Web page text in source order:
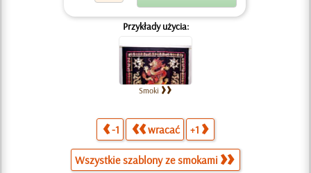
Przykłady użycia:
Smoki
-1 wracać +1
Wszystkie szablony ze smokami